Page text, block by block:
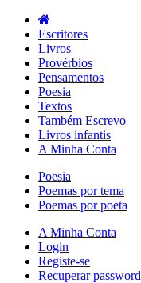
Escritores
Livros
Provérbios
Pensamentos
Poesia
Textos
Também Escrevo
Livros infantis
A Minha Conta
Poesia
Poemas por tema
Poemas por poeta
A Minha Conta
Login
Registe-se
Recuperar password